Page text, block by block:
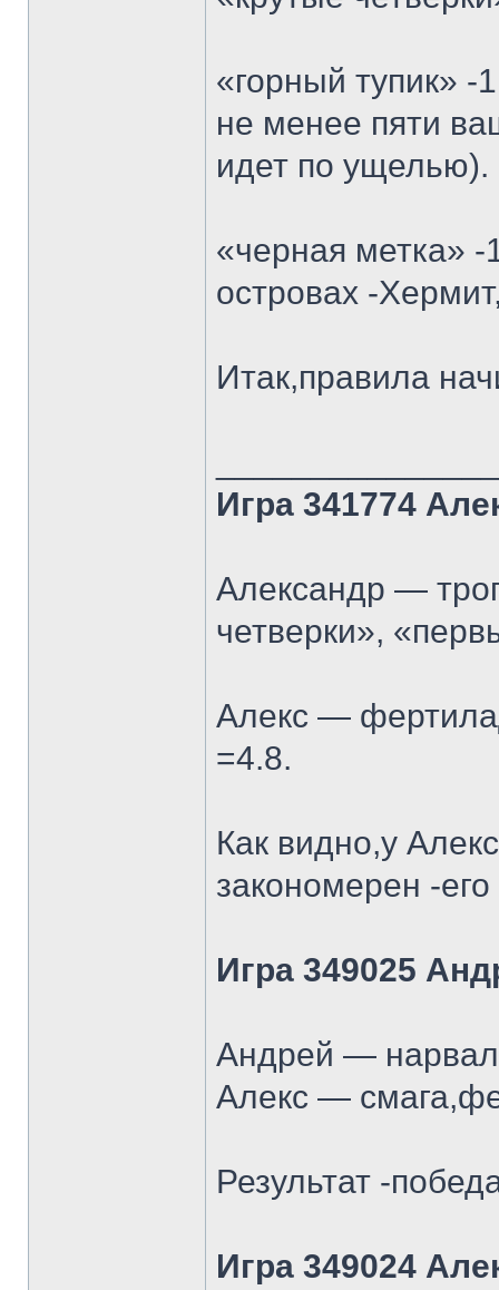
«горный тупик»
не менее пяти
идет по ущелью).
«черная метка»
островах -
Итак,правила
Игра 341774
Александр —
четверки»,
Алекс —
=4.8.
Как видно,у
закономерен -
Игра 349025
Андрей —
Алекс —
Результат -
Игра 349024